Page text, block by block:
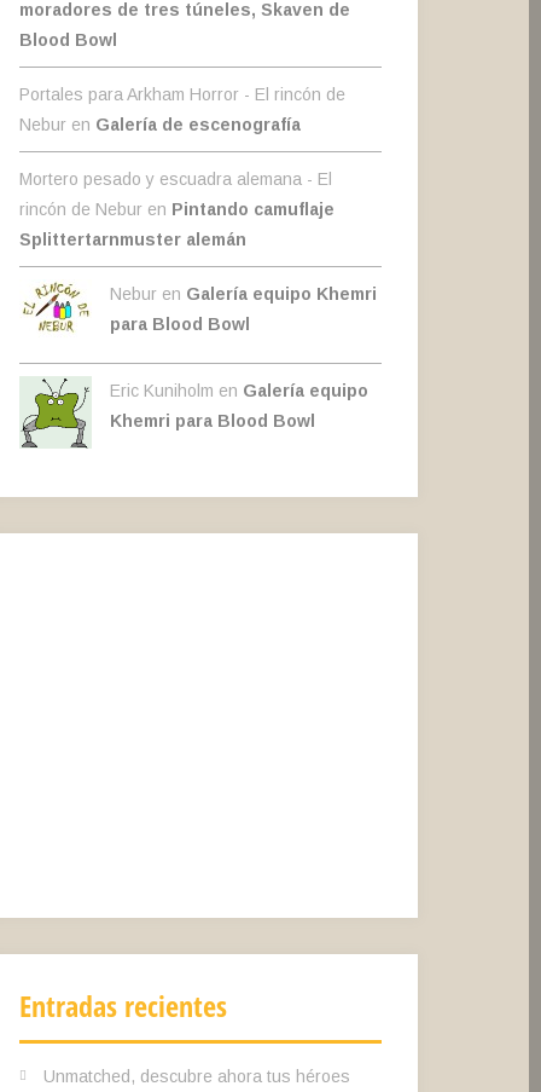
moradores de tres túneles, Skaven de
Blood Bowl
Portales para Arkham Horror - El rincón de
Nebur en Galería de escenografía
Mortero pesado y escuadra alemana - El
rincón de Nebur en Pintando camuflaje
Splittertarnmuster alemán
Nebur en Galería equipo Khemri
para Blood Bowl
Eric Kuniholm en Galería equipo
Khemri para Blood Bowl
Entradas recientes
Unmatched, descubre ahora tus héroes